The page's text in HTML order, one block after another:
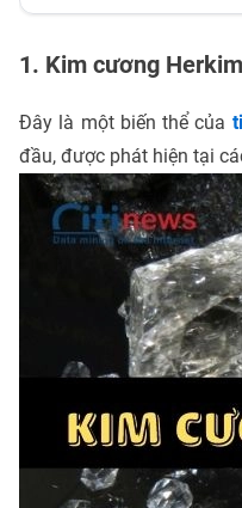
1. Kim cương
Đây là một biến thể của
đầu, được phát hiện tại